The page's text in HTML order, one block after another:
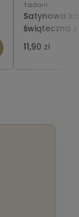
Tadam
Satynowa
świąteczna
wzór 19
11,90 zł